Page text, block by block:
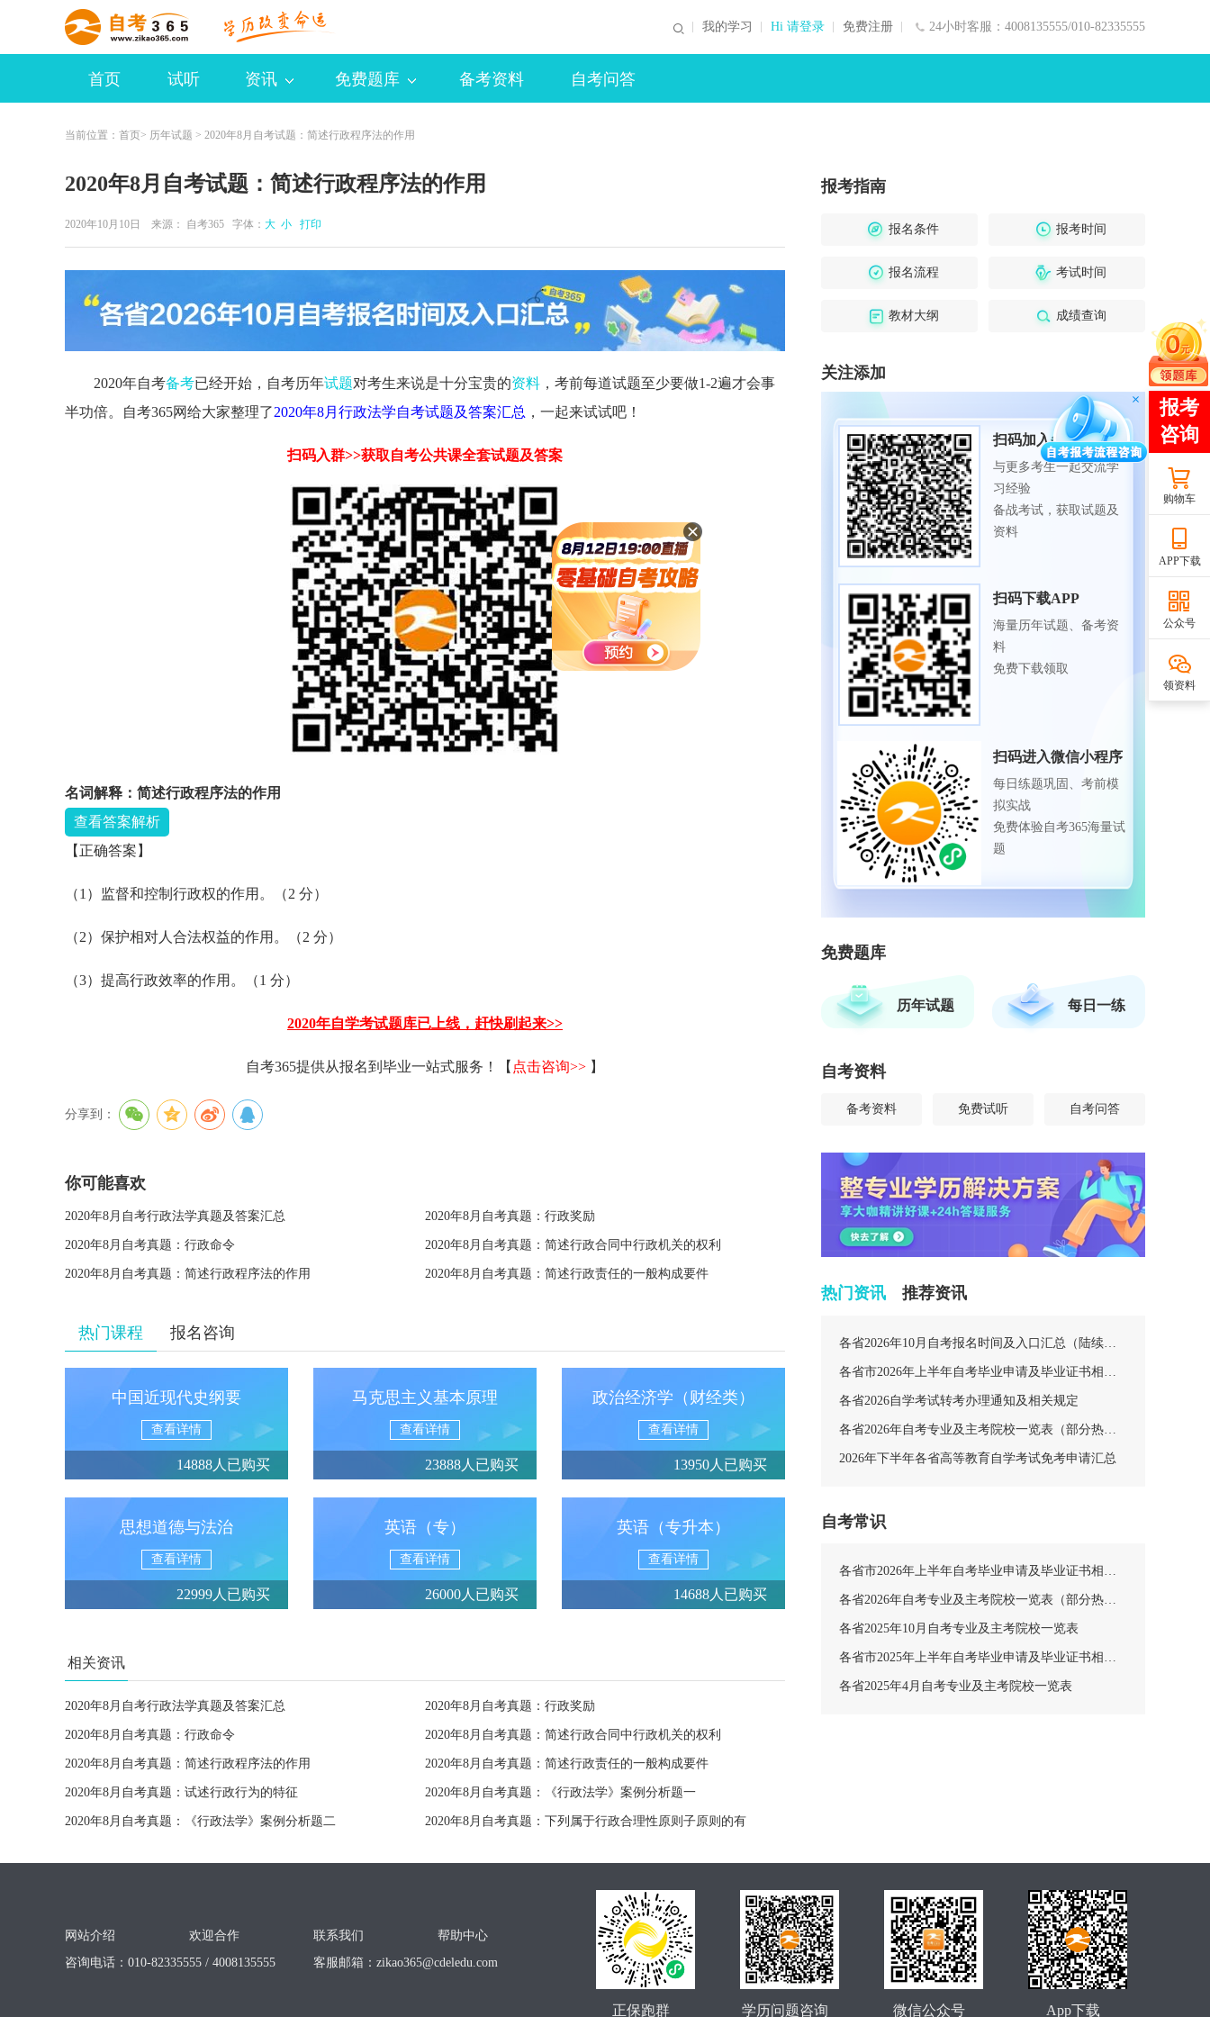
24小时客服：4008135555/010-82335555
我的学习 Hi 请登录 免费注册
首页 试听 资讯 免费题库 备考资料 自考问答
当前位置： 首页> 历年试题 > 2020年8月自考试题：简述行政程序法的作用
2020年8月自考试题：简述行政程序法的作用
2020年10月10日 来源： 自考365 字体： 大 小 打印
2020年自考备考已经开始，自考历年试题对考生来说是十分宝贵的资料 ，考前每道试题至少要做1-2遍才会事
半功倍。自考365网给大家整理了2020年8月行政法学自考试题及答案汇总 ，一起来试试吧！
扫码入群>>获取自考公共课全套试题及答案
名词解释：简述行政程序法的作用
查看答案解析
【正确答案】
（1）监督和控制行政权的作用。（2 分）
（2）保护相对人合法权益的作用。（2 分）
（3）提高行政效率的作用。（1 分）
2020年自学考试题库已上线，赶快刷起来>>
自考365提供从报名到毕业一站式服务！【 点击咨询>> 】
分享到：
你可能喜欢
2020年8月自考行政法学真题及答案汇总 2020年8月自考真题：行政奖励
2020年8月自考真题：行政命令 2020年8月自考真题：简述行政合同中行政机关的权利
2020年8月自考真题：简述行政程序法的作用 2020年8月自考真题：简述行政责任的一般构成要件
热门课程 报名咨询
中国近现代史纲要
查看详情
14888人已购买
马克思主义基本原理
查看详情
23888人已购买
政治经济学（财经类）
查看详情
13950人已购买
思想道德与法治
查看详情
22999人已购买
英语（专）
查看详情
26000人已购买
英语（专升本）
查看详情
14688人已购买
相关资讯
2020年8月自考行政法学真题及答案汇总 2020年8月自考真题：行政奖励
2020年8月自考真题：行政命令 2020年8月自考真题：简述行政合同中行政机关的权利
2020年8月自考真题：简述行政程序法的作用 2020年8月自考真题：简述行政责任的一般构成要件
2020年8月自考真题：试述行政行为的特征 2020年8月自考真题：《行政法学》案例分析题一
2020年8月自考真题：《行政法学》案例分析题二 2020年8月自考真题：下列属于行政合理性原则子原则的有
报考指南
报名条件 报考时间
报名流程 考试时间
教材大纲 成绩查询
关注添加
扫码加入备考交流群
与更多考生一起交流学
习经验
备战考试，获取试题及
资料
扫码下载APP
海量历年试题、备考资
料
免费下载领取
扫码进入微信小程序
每日练题巩固、考前模
拟实战
免费体验自考365海量试
题
免费题库
历年试题 每日一练
自考资料
备考资料 免费试听 自考问答
热门资讯
各省2026年10月自考报名时间及入口汇总（陆续更新中）
各省市2026年上半年自考毕业申请及毕业证书相关安排汇总
各省2026自学考试转考办理通知及相关规定
各省2026年自考专业及主考院校一览表（部分热门专业）
2026年下半年各省高等教育自学考试免考申请汇总
推荐资讯
自考常识
各省市2026年上半年自考毕业申请及毕业证书相关安排汇总
各省2026年自考专业及主考院校一览表（部分热门专业）
各省2025年10月自考专业及主考院校一览表
各省市2025年上半年自考毕业申请及毕业证书相关安排汇总
各省2025年4月自考专业及主考院校一览表
购物车
APP下载
公众号
领资料
网站介绍 欢迎合作 联系我们
帮助中心
咨询电话：010-82335555 / 4008135555
客服邮箱： zikao365@cdeledu.com
App下载
微信公众号
学历问题咨询
正保跑群